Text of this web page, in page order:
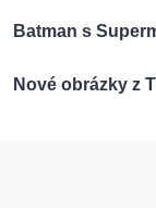
Batman s
Nové obrázky z